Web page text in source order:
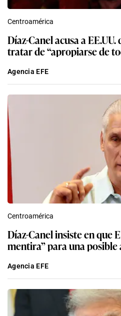
Centroamérica
Díaz-Canel acusa a
tratar de “apropiarse de
Agencia EFE
Centroamérica
Díaz-Canel insiste en que
mentira” para una posible
Agencia EFE